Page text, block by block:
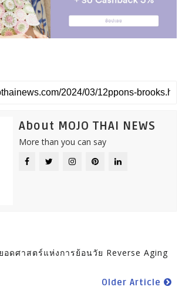
About MOJO THAI NEWS
More than you can say
ดศาสตร์แห่งการย้อนวัย Reverse Aging
Older Article